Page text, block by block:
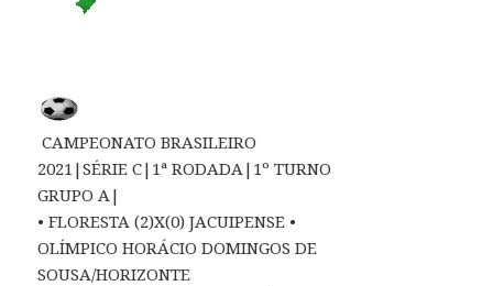
CAMPEONATO BRASILEIRO
2021|SÉRIE C|1ª RODADA|1º TURNO
GRUPO A|
• FLORESTA (2)X(0) JACUIPENSE •
OLÍMPICO HORÁCIO DOMINGOS DE
SOUSA/HORIZONTE